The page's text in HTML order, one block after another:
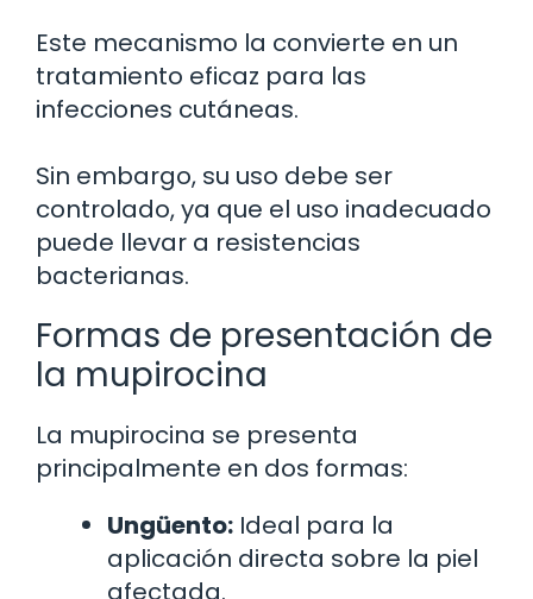
Este mecanismo la convierte en un
tratamiento eficaz para las
infecciones cutáneas.
Sin embargo, su uso debe ser
controlado, ya que el uso inadecuado
puede llevar a resistencias
bacterianas.
Formas de presentación de
la mupirocina
La mupirocina se presenta
principalmente en dos formas:
Ungüento: Ideal para la
aplicación directa sobre la piel
afectada.